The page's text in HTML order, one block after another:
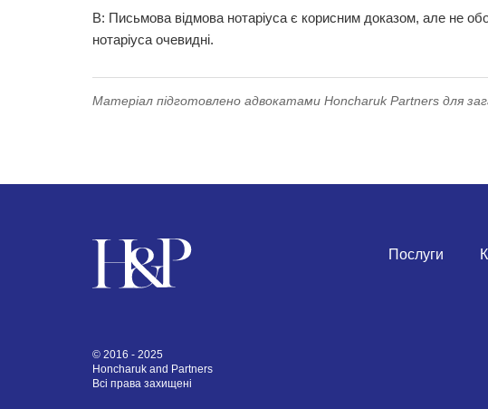
В: Письмова відмова нотаріуса є корисним доказом, але не
нотаріуса очевидні.
Матеріал підготовлено адвокатами Honcharuk Partners для
© 2016 - 2025
Honcharuk and Partners
Всі права захищені
Послуги